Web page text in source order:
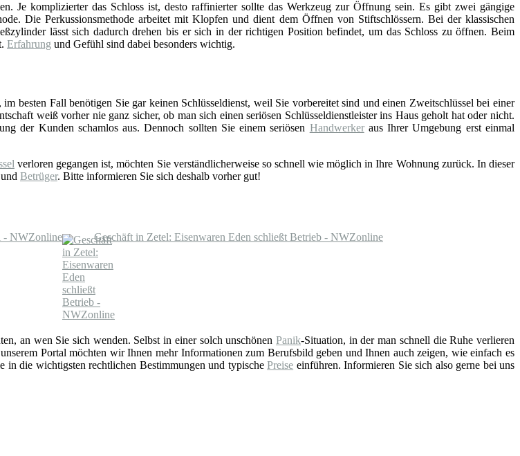
Je komplizierter das Schloss ist, desto raffinierter sollte das Werkzeug zur Öffnung sein. Es gibt zwei gängige
Die Perkussionsmethode arbeitet mit Klopfen und dient dem Öffnen von Stiftschlössern. Bei der klassischen
lässt sich dadurch drehen bis er sich in der richtigen Position befindet, um das Schloss zu öffnen. Beim
Erfahrung und Gefühl sind dabei besonders wichtig.
im besten Fall benötigen Sie gar keinen Schlüsseldienst, weil Sie vorbereitet sind und einen Zweitschlüssel bei einer
weiß vorher nie ganz sicher, ob man sich einen seriösen Schlüsseldienstleister ins Haus geholt hat oder nicht.
der Kunden schamlos aus. Dennoch sollten Sie einem seriösen Handwerkeraus Ihrer Umgebung erst einmal
verloren gegangen ist, möchten Sie verständlicherweise so schnell wie möglich in Ihre Wohnung zurück. In dieser
und Betrüger. Bitte informieren Sie sich deshalb vorher gut!
- NWZonline Geschäft in Zetel: Eisenwaren Eden schließt Betrieb - NWZonline
an wen Sie sich wenden. Selbst in einer solch unschönenPanik-Situation, in der man schnell die Ruhe verlieren
Portal möchten wir Ihnen mehr Informationen zum Berufsbild geben und Ihnen auch zeigen, wie einfach es
in die wichtigsten rechtlichen Bestimmungen und typischePreise einführen. Informieren Sie sich also gerne bei uns